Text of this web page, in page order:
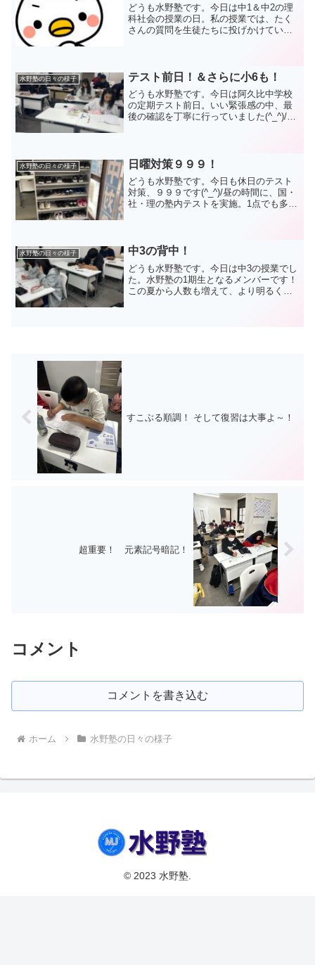
どうも水野塾です。今日は中1＆中2の理
科社会の授業の日。私の授業では、たく
さんの質問を生徒たちに投げかけていま
思いも。眠く...
水野塾の日々の様子 テスト前日！＆さらに小6も！
どうも水野塾です。今日は阿久比中学校
の定期テスト前日。いい緊張感の中、最
後の確認を丁寧に行っていました(^_^)/プ
ぷり確保しまし...
水野塾の日々の様子 日曜対策９９９！
どうも水野塾です。今日も休日のテスト
対策、９９９です(^_^)/昼の時間に、国・
社・理の塾内テストを実施。1点でも多く
います(/...
水野塾の日々の様子 中3の背中！
どうも水野塾です。今日は中3の授業でし
た。水野塾の1期生となるメンバーです！
この夏から人数も増えて、より明るく楽
すこぶる順調！ そして復習は大事よ～！
超重要！ 元素記号暗記！
コメント
コメントを書き込む
ホーム 水野塾の日々の様子
© 2023 水野塾.